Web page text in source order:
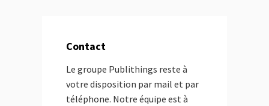
Contact
Le groupe Publithings reste à
votre disposition par mail et par
téléphone. Notre équipe est à